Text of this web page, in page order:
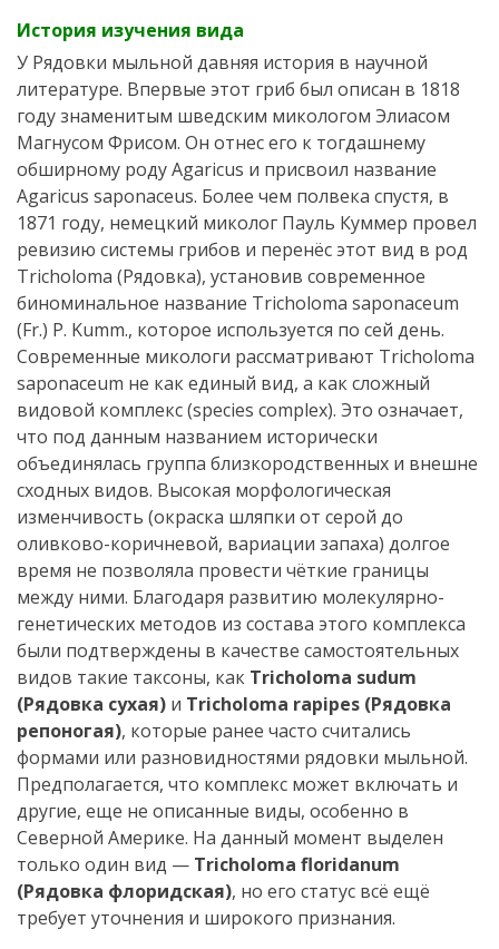
История изучения вида
У Рядовки мыльной давняя история в научной
литературе. Впервые этот гриб был описан в 1818
году знаменитым шведским микологом Элиасом
Магнусом Фрисом. Он отнес его к тогдашнему
обширному роду Agaricus и присвоил название
Agaricus saponaceus. Более чем полвека спустя, в
1871 году, немецкий миколог Пауль Куммер провел
ревизию системы грибов и перенёс этот вид в род
Tricholoma (Рядовка), установив современное
биноминальное название Tricholoma saponaceum
(Fr.) P. Kumm., которое используется по сей день.
Современные микологи рассматривают Tricholoma
saponaceum не как единый вид, а как сложный
видовой комплекс (species complex). Это означает,
что под данным названием исторически
объединялась группа близкородственных и внешне
сходных видов. Высокая морфологическая
изменчивость (окраска шляпки от серой до
оливково-коричневой, вариации запаха) долгое
время не позволяла провести чёткие границы
между ними. Благодаря развитию молекулярно-
генетических методов из состава этого комплекса
были подтверждены в качестве самостоятельных
видов такие таксоны, как Tricholoma sudum
(Рядовка сухая) и Tricholoma rapipes (Рядовка
репоногая), которые ранее часто считались
формами или разновидностями рядовки мыльной.
Предполагается, что комплекс может включать и
другие, еще не описанные виды, особенно в
Северной Америке. На данный момент выделен
только один вид — Tricholoma floridanum
(Рядовка флоридская), но его статус всё ещё
требует уточнения и широкого признания.